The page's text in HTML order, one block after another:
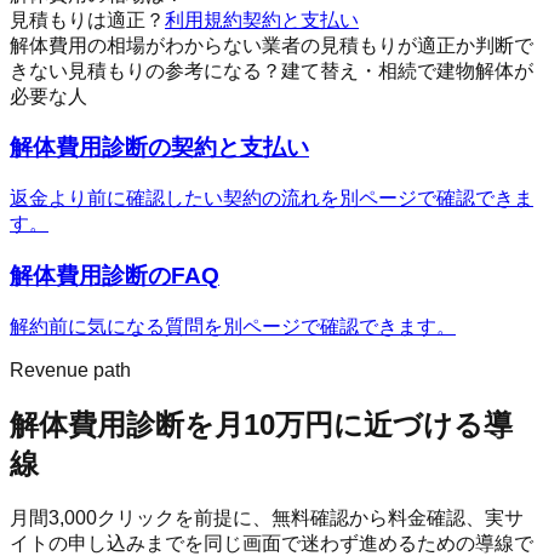
見積もりは適正？ 利用規約契約と支払い
解体費用の相場がわからない業者の見積もりが適正か判断で
きない 見積もりの参考になる？ 建て替え・相続で建物解体が
必要な人
解体費用診断の契約と支払い
返金より前に確認したい契約の流れを別ページで確認できま
す。
解体費用診断のFAQ
解約前に気になる質問を別ページで確認できます。
Revenue path
解体費用診断を月10万円に近づける導
線
月間3,000クリックを前提に、無料確認から料金確認、実サ
イトの申し込みまでを同じ画面で迷わず進めるための導線で